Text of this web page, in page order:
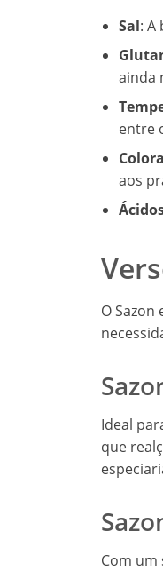
Sal: A
ainda
entre
aos
O
Ideal
que
Com um